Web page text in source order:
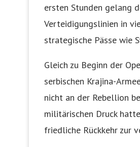
ersten Stunden gelang
Verteidigungslinien in
strategische Pässe wie
Gleich zu Beginn der
serbischen Krajina-
nicht an der Rebellion
militärischen Druck
friedliche Rückkehr zur